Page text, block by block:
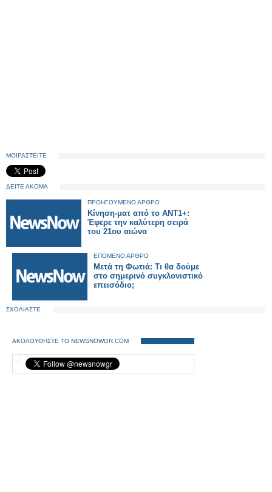
ΜΟΙΡΑΣΤΕΙΤΕ
ΔΕΙΤΕ ΑΚΟΜΑ
ΠΡΟΗΓΟΥΜΕΝΟ ΑΡΘΡΟ
Κίνηση-ματ από το ΑΝΤ1+:
Έφερε την καλύτερη σειρά
του 21ου αιώνα
ΕΠΟΜΕΝΟ ΑΡΘΡΟ
Μετά τη Φωτιά: Τι θα δούμε
στο σημερινό συγκλονιστικό
επεισόδιο;
ΣΧΟΛΙΑΣΤΕ
ΑΚΟΛΟΥΘΗΣΤΕ ΤΟ NEWSNOWGR.COM